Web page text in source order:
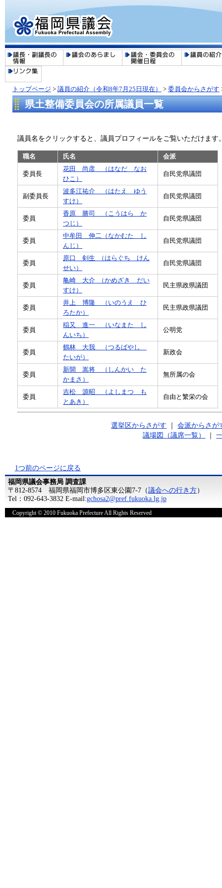
トップページ > 議員の紹介（令和8年7月25日現在） > 委員会からさがす
県土整備委員会の所属議員一覧
議員名をクリックすると、議員プロフィールをご覧いただけます
職名 氏名 会派
委員長
花田 尚彦 （はなだ なお
ひこ）
自民党県議団
副委員長
波多江祐介 （はたえ ゆう
すけ）
自民党県議団
委員
香原 勝司 （こうはら か
つじ）
自民党県議団
委員
中牟田 伸二（なかむた し
んじ）
自民党県議団
委員
原口 剣生 （はらぐち けん
せい）
自民党県議団
委員
亀崎 大介 （かめざき だい
すけ）
民主県政県議団
委員
井上 博隆 （いのうえ ひ
ろたか）
民主県政県議団
委員
稲又 進一 （いなまた し
んいち）
公明党
委員
鶴林 大我 （つるばやし
たいが）
新政会
委員
新開 嵩将 （しんかい た
かまさ）
無所属の会
委員
吉松 源昭 （よしまつ も
とあき）
自由と繁栄の会
選挙区からさがす ｜会派からさが
議場図（議席一覧）
｜
1つ前のページに戻る
福岡県議会事務局 調査課
〒812-8574 福岡県福岡市博多区東公園7-7（議会への行き方）
Tel：092-643-3832 E-mail:gchosa2@pref.fukuoka.lg.jp
Copyright © 2010 Fukuoka Prefecture All Rights Reserved